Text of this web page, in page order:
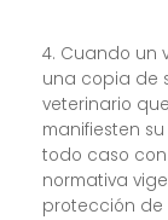
4. Cuando un
una copia de
veterinario
manifiesten
todo caso
normativa
protección